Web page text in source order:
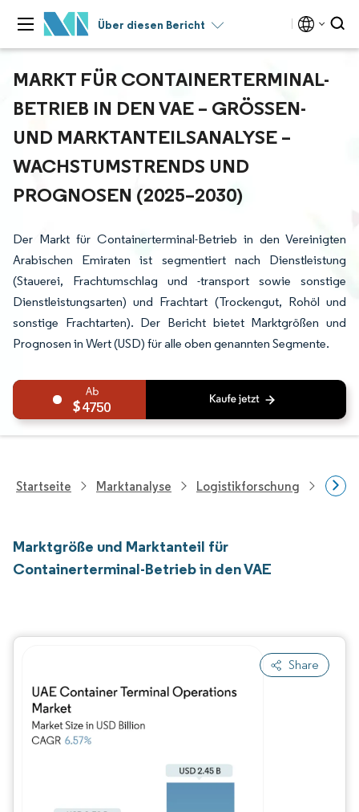
Über diesen Bericht
MARKT FÜR CONTAINERTERMINAL-
BETRIEB IN DEN VAE – GRÖSSEN- U
ND MARKTANTEILSANALYSE – W
ACHSTUMSTRENDS UND P
ROGNOSEN (2025–2030)
Der Markt für Containerterminal-Betrieb in den Vereinigten
Arabischen Emiraten ist segmentiert nach Dienstleistung
(Stauerei, Frachtumschlag und -transport sowie sonstige
Dienstleistungsarten) und Frachtart (Trockengut, Rohöl und
sonstige Frachtarten). Der Bericht bietet Marktgrößen und
Prognosen in Wert (USD) für alle oben genannten Segmente.
4750
Startseite Marktanalyse Logistikforschung
Marktgröße und Marktanteil für
Containerterminal-Betrieb in den VAE
Share